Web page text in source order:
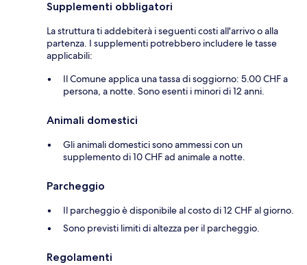
Supplementi obbligatori
La struttura ti addebiterà i seguenti costi all'arrivo o alla
partenza. I supplementi potrebbero includere le tasse
applicabili:
Il Comune applica una tassa di soggiorno: 5.00 CHF a
persona, a notte. Sono esenti i minori di 12 anni.
Animali domestici
Gli animali domestici sono ammessi con un
supplemento di 10 CHF ad animale a notte.
Parcheggio
Il parcheggio è disponibile al costo di 12 CHF al giorno.
Sono previsti limiti di altezza per il parcheggio.
Regolamenti